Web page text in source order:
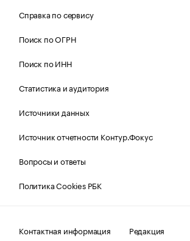
Справка по сервису
Поиск по ОГРН
Поиск по ИНН
Статистика и аудитория
Источники данных
Источник отчетности Контур.Фокус
Вопросы и ответы
Политика Cookies РБК
Контактная информация Редакция